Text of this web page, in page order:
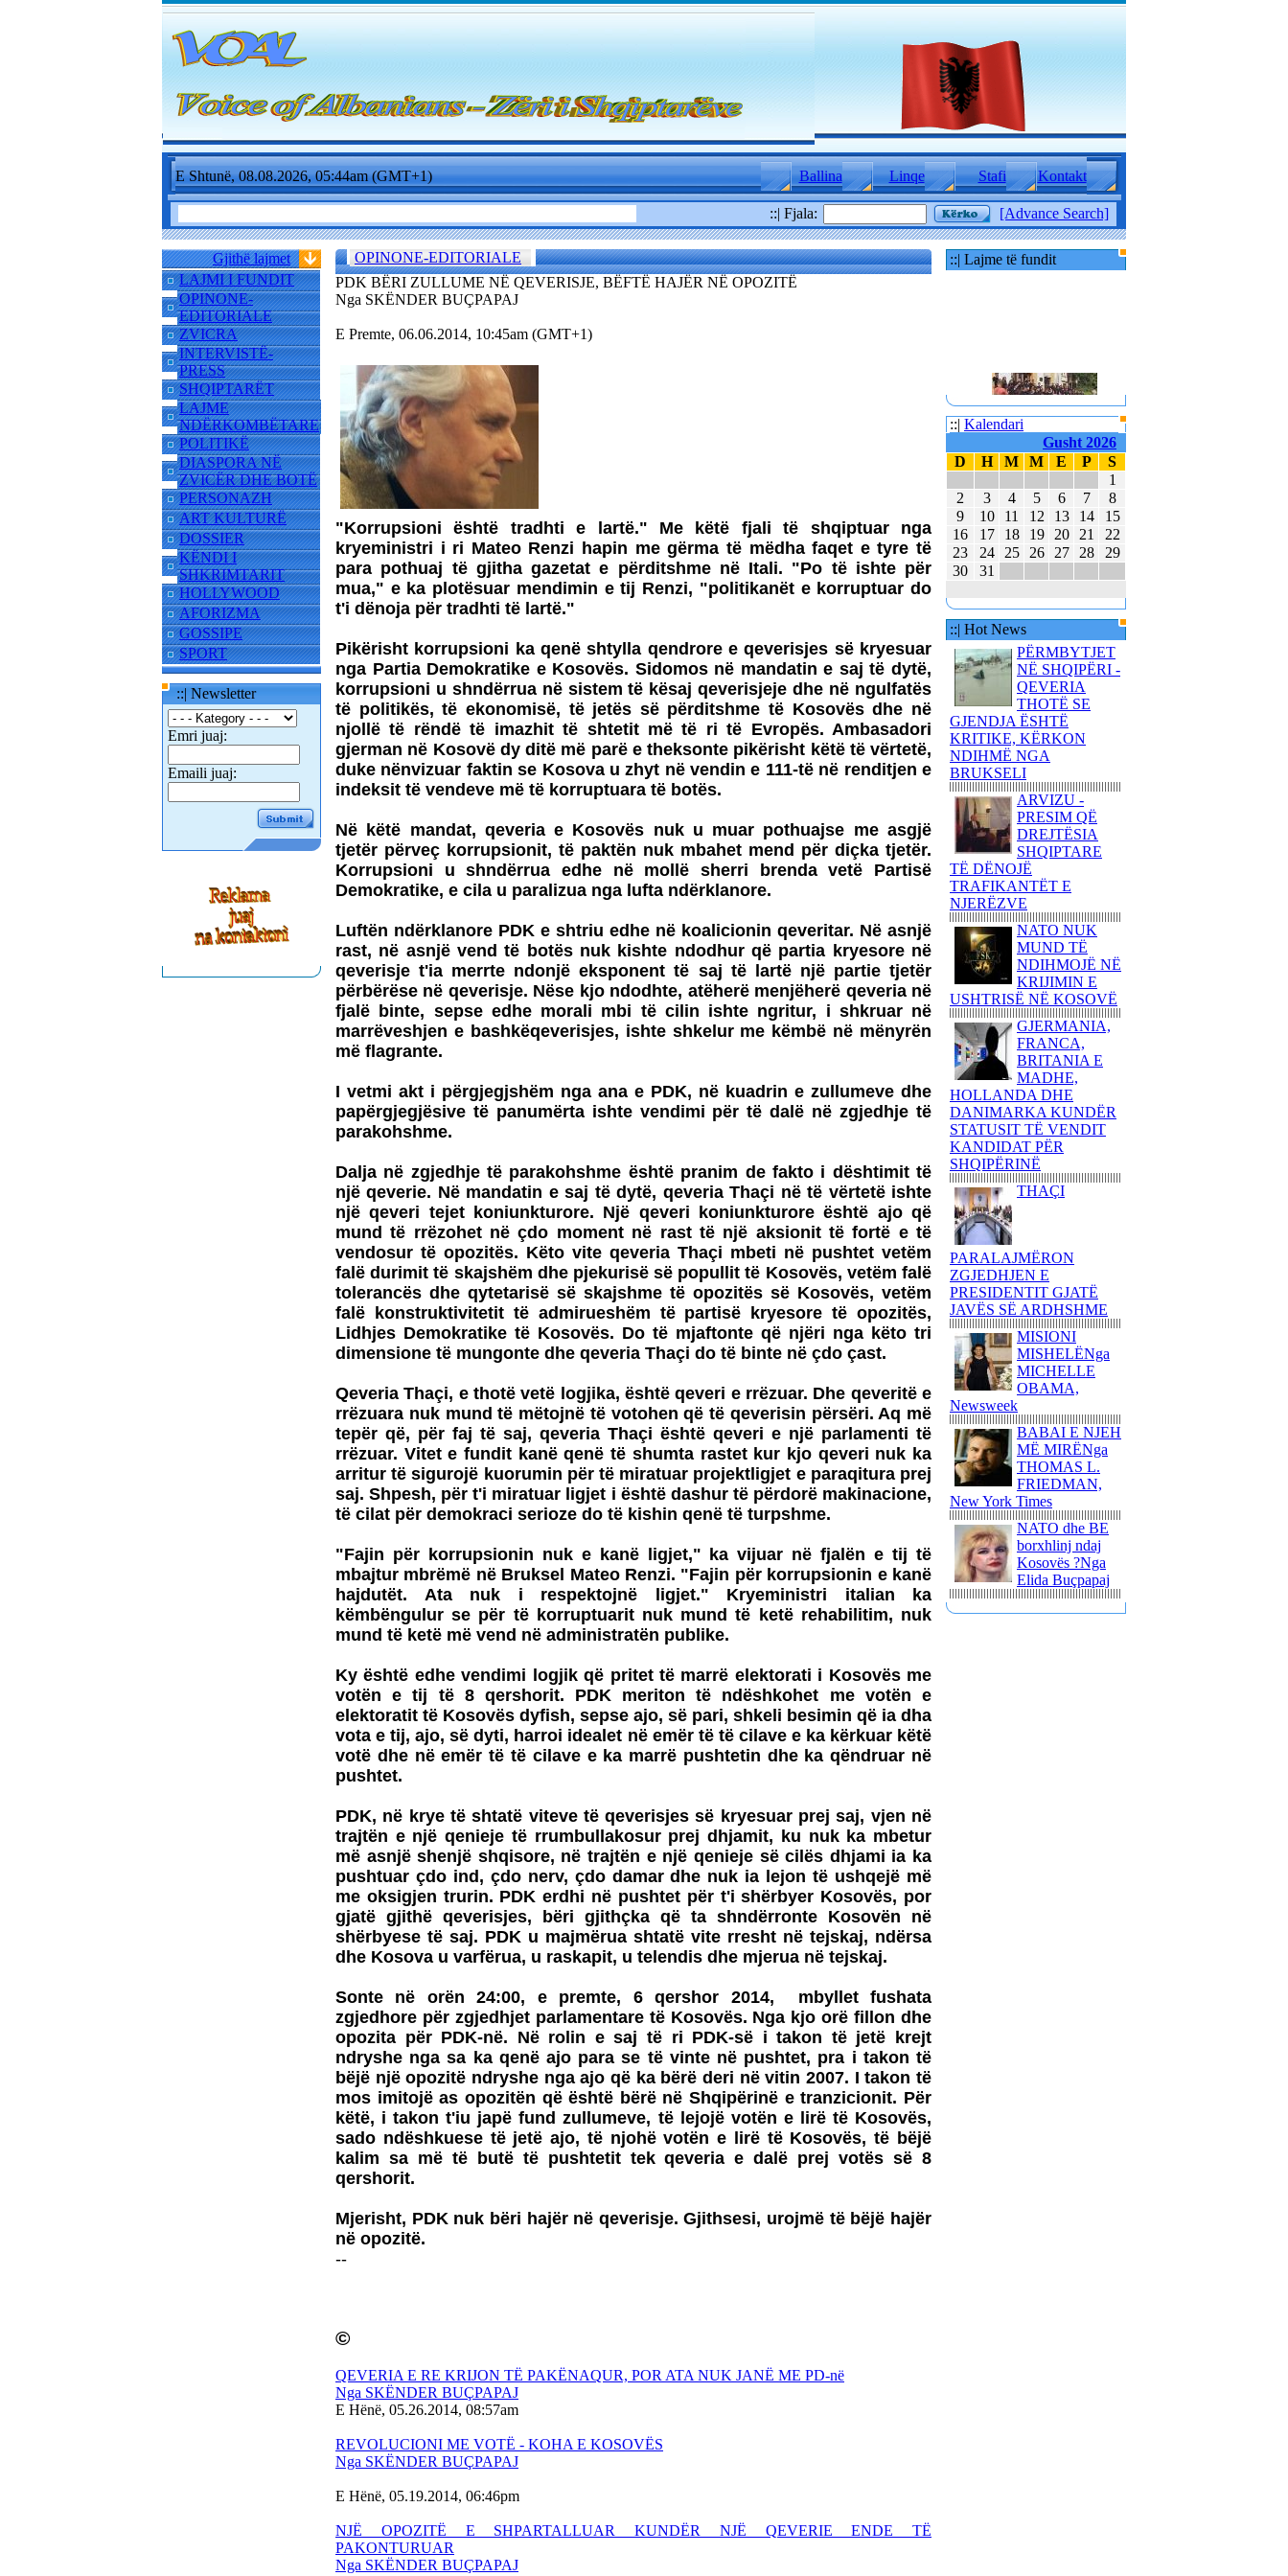
E Shtunë, 08.08.2026, 05:44am (GMT+1) Ballina Linqe Stafi Kontakt
::| Fjala: [Advance Search]
Gjithë lajmet
LAJMI I FUNDIT
OPINONE-
EDITORIALE
ZVICRA
INTERVISTË-
PRESS
SHQIPTARËT
LAJME
NDËRKOMBËTARE
POLITIKË
DIASPORA NË
ZVICËR DHE BOTË
PERSONAZH
ART KULTURË
DOSSIER
KËNDI I
SHKRIMTARIT
HOLLYWOOD
AFORIZMA
GOSSIPE
SPORT
::| Newsletter
Emri juaj:
Emaili juaj:
OPINONE-EDITORIALE
PDK BËRI ZULLUME NË QEVERISJE, BËFTË HAJËR NË OPOZITË
Nga SKËNDER BUÇPAPAJ
E Premte, 06.06.2014, 10:45am (GMT+1)
"Korrupsioni është tradhti e lartë." Me këtë fjali të shqiptuar nga
kryeministri i ri Mateo Renzi hapin me gërma të mëdha faqet e tyre të
para pothuaj të gjitha gazetat e përditshme në Itali. "Po të ishte për
mua," e ka plotësuar mendimin e tij Renzi, "politikanët e korruptuar do
t'i dënoja për tradhti të lartë."
Pikërisht korrupsioni ka qenë shtylla qendrore e qeverisjes së kryesuar
nga Partia Demokratike e Kosovës. Sidomos në mandatin e saj të dytë,
korrupsioni u shndërrua në sistem të kësaj qeverisjeje dhe në ngulfatës
të politikës, të ekonomisë, të jetës së përditshme të Kosovës dhe në
njollë të rëndë të imazhit të shtetit më të ri të Evropës. Ambasadori
gjerman në Kosovë dy ditë më parë e theksonte pikërisht këtë të vërtetë,
duke nënvizuar faktin se Kosova u zhyt në vendin e 111-të në renditjen e
indeksit të vendeve më të korruptuara të botës.
Në këtë mandat, qeveria e Kosovës nuk u muar pothuajse me asgjë
tjetër përveç korrupsionit, të paktën nuk mbahet mend për diçka tjetër.
Korrupsioni u shndërrua edhe në mollë sherri brenda vetë Partisë
Demokratike, e cila u paralizua nga lufta ndërklanore.
Luftën ndërklanore PDK e shtriu edhe në koalicionin qeveritar. Në asnjë
rast, në asnjë vend të botës nuk kishte ndodhur që partia kryesore në
qeverisje t'ia merrte ndonjë eksponent të saj të lartë një partie tjetër
përbërëse në qeverisje. Nëse kjo ndodhte, atëherë menjëherë qeveria në
fjalë binte, sepse edhe morali mbi të cilin ishte ngritur, i shkruar në
marrëveshjen e bashkëqeverisjes, ishte shkelur me këmbë në mënyrën
më flagrante.
I vetmi akt i përgjegjshëm nga ana e PDK, në kuadrin e zullumeve dhe
papërgjegjësive të panumërta ishte vendimi për të dalë në zgjedhje të
parakohshme.
Dalja në zgjedhje të parakohshme është pranim de fakto i dështimit të
një qeverie. Në mandatin e saj të dytë, qeveria Thaçi në të vërtetë ishte
një qeveri tejet koniunkturore. Një qeveri koniunkturore është ajo që
mund të rrëzohet në çdo moment në rast të një aksionit të fortë e të
vendosur të opozitës. Këto vite qeveria Thaçi mbeti në pushtet vetëm
falë durimit të skajshëm dhe pjekurisë së popullit të Kosovës, vetëm falë
tolerancës dhe qytetarisë së skajshme të opozitës së Kosovës, vetëm
falë konstruktivitetit të admirueshëm të partisë kryesore të opozitës,
Lidhjes Demokratike të Kosovës. Do të mjaftonte që njëri nga këto tri
dimensione të mungonte dhe qeveria Thaçi do të binte në çdo çast.
Qeveria Thaçi, e thotë vetë logjika, është qeveri e rrëzuar. Dhe qeveritë e
rrëzuara nuk mund të mëtojnë të votohen që të qeverisin përsëri. Aq më
tepër që, për faj të saj, qeveria Thaçi është qeveri e një parlamenti të
rrëzuar. Vitet e fundit kanë qenë të shumta rastet kur kjo qeveri nuk ka
arritur të sigurojë kuorumin për të miratuar projektligjet e paraqitura prej
saj. Shpesh, për t'i miratuar ligjet i është dashur të përdorë makinacione,
të cilat për demokraci serioze do të kishin qenë të turpshme.
"Fajin për korrupsionin nuk e kanë ligjet," ka vijuar në fjalën e tij të
mbajtur mbrëmë në Bruksel Mateo Renzi. "Fajin për korrupsionin e kanë
hajdutët. Ata nuk i respektojnë ligjet." Kryeministri italian ka
këmbëngulur se për të korruptuarit nuk mund të ketë rehabilitim, nuk
mund të ketë më vend në administratën publike.
Ky është edhe vendimi logjik që pritet të marrë elektorati i Kosovës me
votën e tij të 8 qershorit. PDK meriton të ndëshkohet me votën e
elektoratit të Kosovës dyfish, sepse ajo, së pari, shkeli besimin që ia dha
vota e tij, ajo, së dyti, harroi idealet në emër të të cilave e ka kërkuar këtë
votë dhe në emër të të cilave e ka marrë pushtetin dhe ka qëndruar në
pushtet.
PDK, në krye të shtatë viteve të qeverisjes së kryesuar prej saj, vjen në
trajtën e një qenieje të rrumbullakosur prej dhjamit, ku nuk ka mbetur
më asnjë shenjë shqisore, në trajtën e një qenieje së cilës dhjami ia ka
pushtuar çdo ind, çdo nerv, çdo damar dhe nuk ia lejon të ushqejë më
me oksigjen trurin. PDK erdhi në pushtet për t'i shërbyer Kosovës, por
gjatë gjithë qeverisjes, bëri gjithçka që ta shndërronte Kosovën në
shërbyese të saj. PDK u majmërua shtatë vite rresht në tejskaj, ndërsa
dhe Kosova u varfërua, u raskapit, u telendis dhe mjerua në tejskaj.
Sonte në orën 24:00, e premte, 6 qershor 2014, mbyllet fushata
zgjedhore për zgjedhjet parlamentare të Kosovës. Nga kjo orë fillon dhe
opozita për PDK-në. Në rolin e saj të ri PDK-së i takon të jetë krejt
ndryshe nga sa ka qenë ajo para se të vinte në pushtet, pra i takon të
bëjë një opozitë ndryshe nga ajo që ka bërë deri në vitin 2007. I takon të
mos imitojë as opozitën që është bërë në Shqipërinë e tranzicionit. Për
këtë, i takon t'iu japë fund zullumeve, të lejojë votën e lirë të Kosovës,
sado ndëshkuese të jetë ajo, të njohë votën e lirë të Kosovës, të bëjë
kalim sa më të butë të pushtetit tek qeveria e dalë prej votës së 8
qershorit.
Mjerisht, PDK nuk bëri hajër në qeverisje. Gjithsesi, urojmë të bëjë hajër
në opozitë.
--
©
QEVERIA E RE KRIJON TË PAKËNAQUR, POR ATA NUK JANË ME PD-në
Nga SKËNDER BUÇPAPAJ
E Hënë, 05.26.2014, 08:57am
REVOLUCIONI ME VOTË - KOHA E KOSOVËS
Nga SKËNDER BUÇPAPAJ
E Hënë, 05.19.2014, 06:46pm
NJË OPOZITË E SHPARTALLUAR KUNDËR NJË QEVERIE ENDE TË
PAKONTURUAR
Nga SKËNDER BUÇPAPAJ
::| Lajme të fundit
80 TË RINJ AMERIKANË
E MBAJTËN PARA
KUVENDIT KONCERTIN
ME KËNGË PATRIOTIKE
KËNGËTARJA
BRITANIKE E SHTYN
UDHËTIMIN NË
HAPËSIRË
BARCELONA NË
FINALEN EVROPIANE
POLAKËT PO
PËRGATITEN PËR LUFTË
REPUBLIKA E KOSOVËS
DHE REPUBLIKA E
SHQIPËRISË - BASHKË
NË KANË
80 AMERIKANË
KËNDOJNË SOT PARA
KUVENDIT TË
SHQIPËRISË KËNGË
PATRIOTIKE SHQIPTARE
PARULLA DASHURIE
PËR KOSOVËN DHE
SHKRIMTARI
ZEJNULLAH
RRAHMANINga REXHEP
SHAHU
SHQIPTARËT E
BASHKUAR NGRITËN
FLAMURIN KOMBËTAR
NË 'KËMBANËN E
PAQES' NË
ROVERETOFotoreportazh
nga FLORIM ZEQA
VRASJA E POPULLIT
DHE SHTETIT NË EMËR
TË PUSHTETIT!-Apo çfarë
(çka) ndodhi në
Kumanovë...?!Nga AGRON
SHABANI
NJË ITINERAR
TRONDITËS
POETIKShaip Beqiri: Hidra
e mllefit / Hydra des Zorns,
Limmat Verlag, 2014,
ZÃ¼richNga ADEM
PAUL GAUGUIN - NJË
UDHËTIM DREJT
VENDEVE
IDILIKEEkspozita e
Fondation Beyeler propozon
një nga ngjarjet kulturore
pikante të vitit 2015
PërkujtimMARIAN TUNAJ
- VEPRIMTAR I SHQUAR
PËR LIRINË DHE
PAVARËSINË E
::| Kalendari
Gusht 2026
D
H M M E P
S
1
2
3 4 5 6 7
8
9
10 11 12 13 14
15
16
17 18 19 20 21
22
23
24 25 26 27 28
29
30
31
::| Hot News
PËRMBYTJET
NË SHQIPËRI -
QEVERIA
THOTË SE
GJENDJA ËSHTË
KRITIKE, KËRKON
NDIHMË NGA
BRUKSELI
ARVIZU -
PRESIM QË
DREJTËSIA
SHQIPTARE
TË DËNOJË
TRAFIKANTËT E
NJERËZVE
NATO NUK
MUND TË
NDIHMOJË NË
KRIJIMIN E
USHTRISË NË KOSOVË
GJERMANIA,
FRANCA,
BRITANIA E
MADHE,
HOLLANDA DHE
DANIMARKA KUNDËR
STATUSIT TË VENDIT
KANDIDAT PËR
SHQIPËRINË
THAÇI
PARALAJMËRON
ZGJEDHJEN E
PRESIDENTIT GJATË
JAVËS SË ARDHSHME
MISIONI
MISHELËNga
MICHELLE
OBAMA,
Newsweek
BABAI E NJEH
MË MIRËNga
THOMAS L.
FRIEDMAN,
New York Times
NATO dhe BE
borxhlinj ndaj
Kosovës ?Nga
Elida Buçpapaj